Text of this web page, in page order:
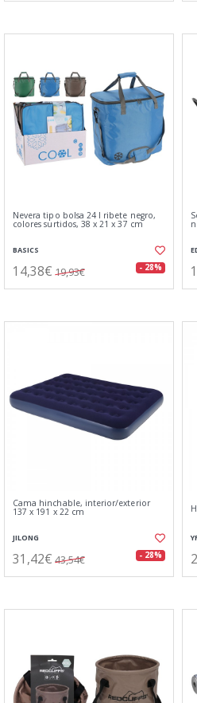
Nevera tipo bolsa 24 l ribete negro,
colores surtidos, 38 x 21 x 37 cm
BASICS
14,38€ 19,93€ - 28%
Cama hinchable, interior/exterior
137 x 191 x 22 cm
JILONG
31,42€ 43,54€ - 28%